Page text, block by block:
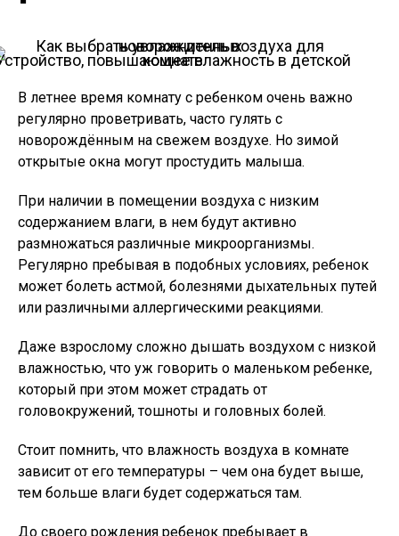
Устройство, повышающее влажность в детской комнате
В летнее время комнату с ребенком очень важно
регулярно проветривать, часто гулять с
новорождённым на свежем воздухе. Но зимой
открытые окна могут простудить малыша.
При наличии в помещении воздуха с низким
содержанием влаги, в нем будут активно
размножаться различные микроорганизмы.
Регулярно пребывая в подобных условиях, ребенок
может болеть астмой, болезнями дыхательных путей
или различными аллергическими реакциями.
Даже взрослому сложно дышать воздухом с низкой
влажностью, что уж говорить о маленьком ребенке,
который при этом может страдать от
головокружений, тошноты и головных болей.
Стоит помнить, что влажность воздуха в комнате
зависит от его температуры – чем она будет выше,
тем больше влаги будет содержаться там.
До своего рождения ребенок пребывает в